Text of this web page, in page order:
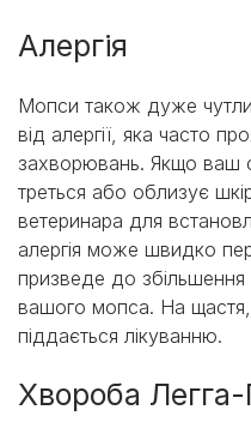
Алергія
Мопси також дуже
від алергії, яка часто
захворювань. Якщо ваш
треться або облизує
ветеринара для
алергія може швидко
призведе до
вашого мопса. На щастя,
піддається лікуванню.
Хвороба